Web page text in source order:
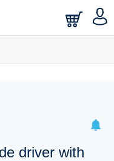
driver with